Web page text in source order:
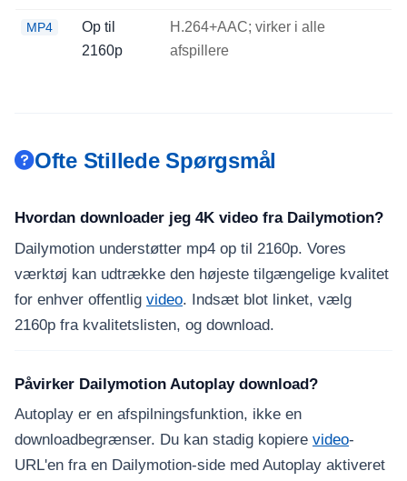
MP4
Op til
2160p
H.264+AAC; virker i alle
afspillere
Ofte Stillede Spørgsmål
Hvordan downloader jeg 4K video fra Dailymotion?
Dailymotion understøtter mp4 op til 2160p. Vores
værktøj kan udtrække den højeste tilgængelige kvalitet
for enhver offentlig video. Indsæt blot linket, vælg
2160p fra kvalitetslisten, og download.
Påvirker Dailymotion Autoplay download?
Autoplay er en afspilningsfunktion, ikke en
downloadbegrænser. Du kan stadig kopiere video-
URL'en fra en Dailymotion-side med Autoplay aktiveret